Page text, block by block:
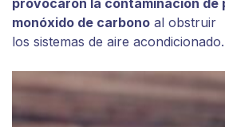
provocaron la contaminación de
monóxido de carbono al obstruir
los sistemas de aire acondicionado.